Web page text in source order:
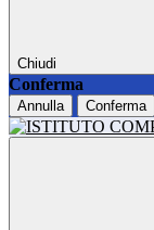
Chiudi
Conferma
Annulla Conferma